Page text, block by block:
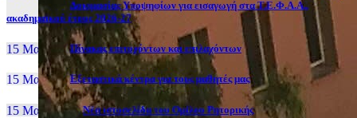
Δοκιμασίας Υποψηφίων για εισαγωγή στα Τ.Ε.Φ.Α.Α.,
ακαδημαϊκού έτους 2026-27
15 Μαι, 26 Πίνακας επιτυχόντων και επιλαχόντων
15 Μαι, 26 Εξεταστικά κέντρα για τους μαθητές μας
15 Μαι, 2026 Νέα ιστοσελίδα του Ομίλου Ρητορικής